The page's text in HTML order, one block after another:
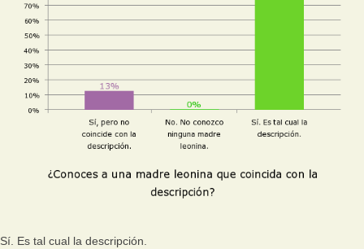
Sí. Es tal cual la descripción.